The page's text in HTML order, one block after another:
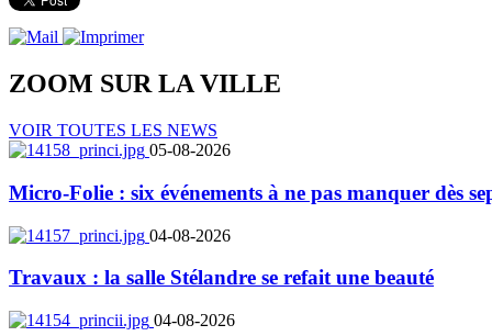
ZOOM SUR LAVILLE
VOIR TOUTES LES NEWS
05-08-2026
Micro-Folie : six événements à ne pas manquer dès
04-08-2026
Travaux : la salle Stélandre se refait une beauté
04-08-2026